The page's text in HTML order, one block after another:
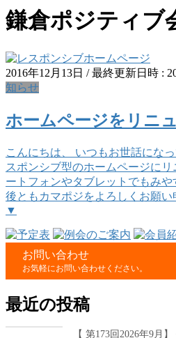
鎌倉ポジティブ
2016年12月13日 / 最終更新日時 :
知らせ
ホームページをリニ
こんにちは、 いつもお世話にな
スポンシブ型のホームページに
ートフォンやタブレットでもみ
後ともカマポジをよろしくお
▼
お問い合わせ
お気軽にお問い合わせください。
最近の投稿
【 第173回2026年9月